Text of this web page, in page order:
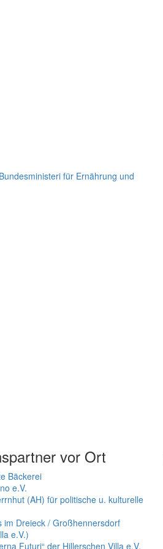
vor Ort
Bäckerei
e.V.
(AH) für politische u. kulturelle
im Dreieck / Großhennersdorf
e.V.)
Futuri“ der Hillerschen Villa e.V.